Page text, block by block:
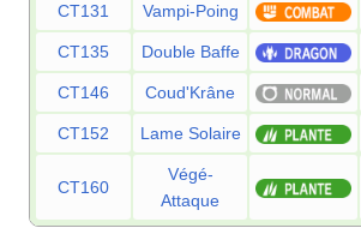
CT131 Vampi-Poing
CT135 Double Baffe
CT146 Coud'Krâne
CT152 Lame Solaire
CT160
Végé-
Attaque